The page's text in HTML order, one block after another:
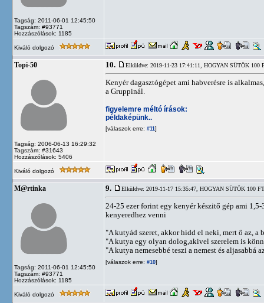
Tagság: 2011-06-01 12:45:50
Tagszám: #93771
Hozzászólások: 1185
Kiváló dolgozó
Topi-50
Tagság: 2006-06-13 16:29:32
Tagszám: #31643
Hozzászólások: 5406
10. Elküldve: 2019-11-23 17:41:11, HOGYAN SÜTÖK 100
Kenyér dagasztógépet ami habverésre is
a Gruppinál.
figyelemre méltó írások:
példaképünk..
[válaszok erre: #11]
Kiváló dolgozó
M@rtinka
Tagság: 2011-06-01 12:45:50
Tagszám: #93771
Hozzászólások: 1185
9. Elküldve: 2019-11-17 15:35:47, HOGYAN SÜTÖK 100
24-25 ezer forint egy kenyér készitő gép ami
kenyeredhez venni
"A kutyád szeret, akkor hidd el neki, mert ő az, a
"A kutya egy olyan dolog,akivel szerelem is
"A kutya nemesebbé teszi a nemest és aljasabbá
[válaszok erre: #10]
Kiváló dolgozó